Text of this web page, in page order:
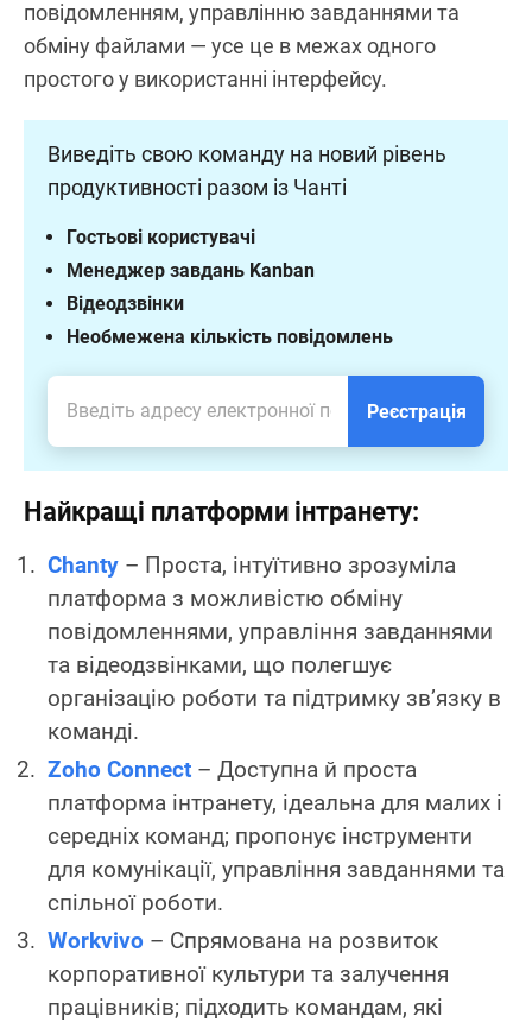
повідомленням, управлінню завданнями та
обміну файлами — усе це в межах одного
простого у використанні інтерфейсу.
Виведіть свою команду на новий рівень
продуктивності разом із Чанті
Необмежена кількість повідомлень
Відеодзвінки
Менеджер завдань Kanban
Гостьові користувачі
Реєстрація
Найкращі платформи інтранету:
Chanty – Проста, інтуїтивно зрозуміла
платформа з можливістю обміну
повідомленнями, управління завданнями
та відеодзвінками, що полегшує
організацію роботи та підтримку зв’язку в
команді.
Zoho Connect – Доступна й проста
платформа інтранету, ідеальна для малих і
середніх команд; пропонує інструменти
для комунікації, управління завданнями та
спільної роботи.
Workvivo – Спрямована на розвиток
корпоративної культури та залучення
працівників; підходить командам, які